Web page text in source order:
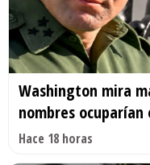
Washington mira
nombres
Hace 18 horas